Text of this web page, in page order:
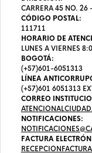
CARRERA 45 NO.
CÓDIGO POSTAL:
111711
HORARIO DE
LUNES A VIERNES
BOGOTÁ:
(+57)601-6051313
LÍNEA
(+57)601 6051313
CORREO
NOTIFICACIONES:
FACTURA